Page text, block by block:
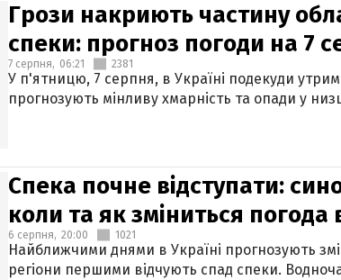
Грози накриють частину
спеки: прогноз погоди на 7
7 серпня, 06:21 2381
У п'ятницю, 7 серпня, в Україні подекуди
прогнозують мінливу хмарність та опади у
Спека почне відступати:
коли та як зміниться погода
6 серпня, 20:00 1021
Найближчими днями в Україні прогнозують
регіони першими відчують спад спеки.